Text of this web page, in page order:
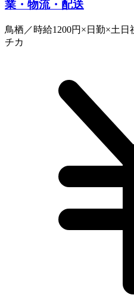
業・物流・配送
鳥栖／時給1200円×日勤×土
チカ